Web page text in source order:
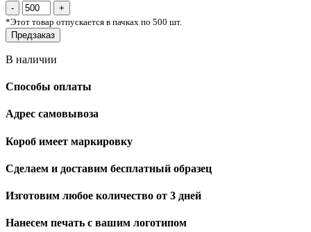
*Этот товар отпускается в пачках по 500 шт.
Предзаказ
В наличии
Способы оплаты
Адрес самовывоза
Короб имеет маркировку
Сделаем и доставим бесплатный образец
Изготовим любое количество от 3 дней
Нанесем печать с вашим логотипом